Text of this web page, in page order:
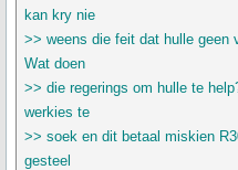
kan kry nie
>> weens die feit dat hulle geen
Wat doen
>> die regerings om hulle te
werkies te
>> soek en dit betaal miskien
gesteel